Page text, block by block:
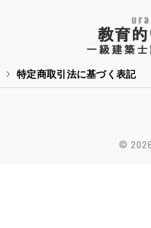
特定商取引法に基づく表記
©